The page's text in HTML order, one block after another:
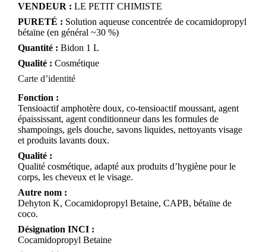
VENDEUR : LE PETIT CHIMISTE
PURETÉ : Solution aqueuse concentrée de cocamidopropyl
bétaïne (en général ~30 %)
Quantité : Bidon 1 L
Qualité : Cosmétique
Carte d’identité
Fonction :
Tensioactif amphotère doux, co-tensioactif moussant, agent
épaississant, agent conditionneur dans les formules de
shampoings, gels douche, savons liquides, nettoyants visage
et produits lavants doux.
Qualité :
Qualité cosmétique, adapté aux produits d’hygiène pour le
corps, les cheveux et le visage.
Autre nom :
Dehyton K, Cocamidopropyl Betaine, CAPB, bétaïne de
coco.
Désignation INCI :
Cocamidopropyl Betaine